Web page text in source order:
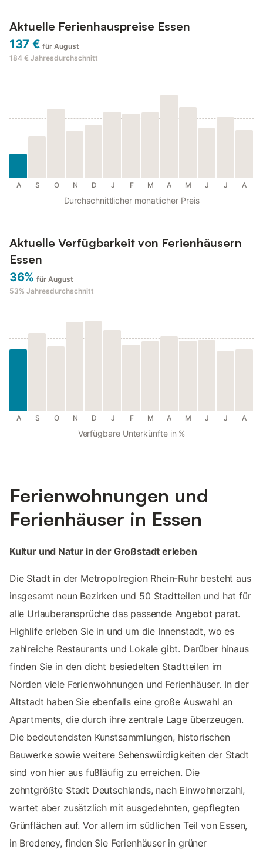
Aktuelle Ferienhauspreise Essen
137 € für August
184 € Jahresdurchschnitt
A S O N D J F M A M J J A
Durchschnittlicher monatlicher Preis
Aktuelle Verfügbarkeit von Ferienhäusern
Essen
36% für August
53% Jahresdurchschnitt
A S O N D J F M A M J J A
Verfügbare Unterkünfte in %
Ferienwohnungen und
Ferienhäuser in Essen
Kultur und Natur in der Großstadt erleben
Die Stadt in der Metropolregion Rhein-Ruhr besteht aus
insgesamt neun Bezirken und 50 Stadtteilen und hat für
alle Urlauberansprüche das passende Angebot parat.
Highlife erleben Sie in und um die Innenstadt, wo es
zahlreiche Restaurants und Lokale gibt. Darüber hinaus
finden Sie in den dicht besiedelten Stadtteilen im
Norden viele Ferienwohnungen und Ferienhäuser. In der
Altstadt haben Sie ebenfalls eine große Auswahl an
Apartments, die durch ihre zentrale Lage überzeugen.
Die bedeutendsten Kunstsammlungen, historischen
Bauwerke sowie weitere Sehenswürdigkeiten der Stadt
sind von hier aus fußläufig zu erreichen. Die
zehntgrößte Stadt Deutschlands, nach Einwohnerzahl,
wartet aber zusätzlich mit ausgedehnten, gepflegten
Grünflächen auf. Vor allem im südlichen Teil von Essen,
in Bredeney, finden Sie Ferienhäuser in grüner